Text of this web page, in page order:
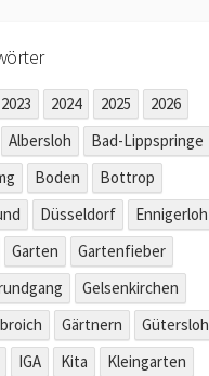
2023 2024 2025
2026
Albersloh
Bad-Lippspringe
Boden
Bottrop
Düsseldorf
Ennigerloh
Garten
Gartenfieber
Gelsenkirchen
Gärtnern
Gütersloh
IGA Kita
Kleingarten